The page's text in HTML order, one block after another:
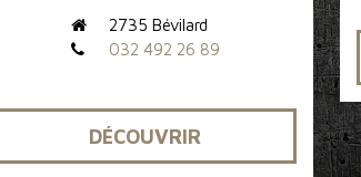
2735 Bévilard
032 492 26 89
DÉCOUVRIR